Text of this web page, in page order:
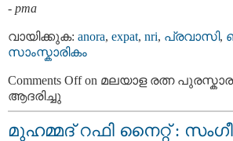
- pma
വായിക്കുക: anora, expat, nri, പ്രവാസി,
സാംസ്കാരികം
Comments Offon മലയാള രത്ന
ആദരിച്ചു
മുഹമ്മദ് റഫി നൈറ്റ് :